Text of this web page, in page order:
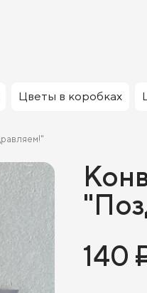
Цветы в коробках
140